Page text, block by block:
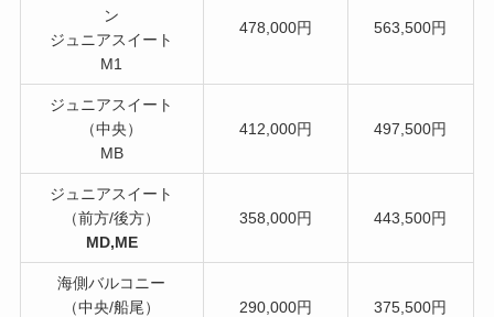
ン
ジュニアスイート
M1
478,000円 563,500円
ジュニアスイート
（中央）
MB
412,000円 497,500円
ジュニアスイート
（前方/後方）
MD,ME
358,000円 443,500円
海側バルコニー
（中央/船尾）
290,000円 375,500円